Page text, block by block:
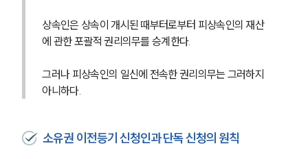
상속인은 상속이 개시된 때부터로부터 피상속인의 재산
에 관한 포괄적 권리의무를 승계한다.
그러나 피상속인의 일신에 전속한 권리의무는 그러하지
아니하다.
소유권 이전등기 신청인과 단독 신청의 원칙